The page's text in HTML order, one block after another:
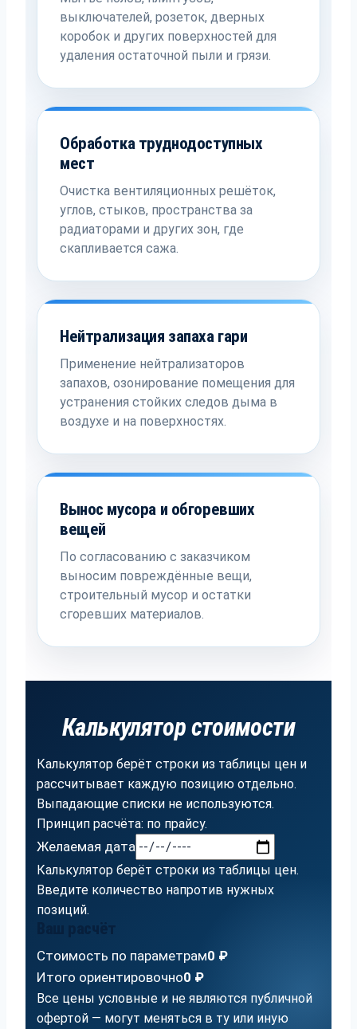
выключателей, розеток, дверных
коробок и других поверхностей для
удаления остаточной пыли и грязи.
Обработка труднодоступных
мест
Очистка вентиляционных решёток,
углов, стыков, пространства за
радиаторами и других зон, где
скапливается сажа.
Нейтрализация запаха гари
Применение нейтрализаторов
запахов, озонирование помещения для
устранения стойких следов дыма в
воздухе и на поверхностях.
Вынос мусора и обгоревших
вещей
По согласованию с заказчиком
выносим повреждённые вещи,
строительный мусор и остатки
сгоревших материалов.
Калькулятор стоимости
Калькулятор берёт строки из таблицы цен и
рассчитывает каждую позицию отдельно.
Выпадающие списки не используются.
Принцип расчёта: по прайсу.
Желаемая дата
Калькулятор берёт строки из таблицы цен.
Введите количество напротив нужных
позиций.
Ваш расчёт
Стоимость по параметрам0 ₽
Итого ориентировочно0 ₽
Все цены условные и не являются публичной
офертой — могут меняться в ту или иную